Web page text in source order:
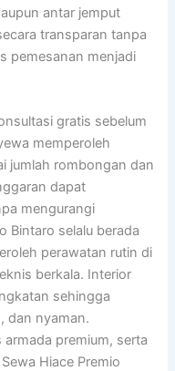
antar jemput
transparan tanpa
pemesanan menjadi
gratis sebelum
memperoleh
jumlah rombongan dan
dapat
mengurangi
Bintaro selalu berada
perawatan rutin di
berkala. Interior
sehingga
dan nyaman.
premium, serta
Hiace Premio